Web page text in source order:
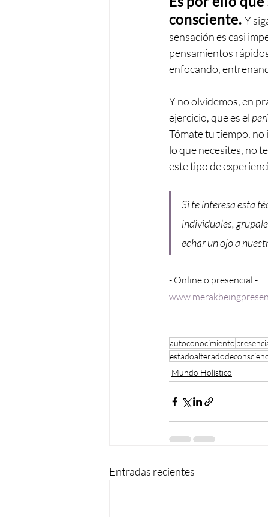
consciente. Y
sensación es casi
pensamientos
enfocando,
Y no olvidemos, en
ejercicio, que es el
Tómate tu tiempo,
lo que necesites, no
este tipo de
Si te interesa esta
individuales,
echar un ojo a
- Online o presencial -
autoconocimiento
Mundo Holístico
Entradas recientes